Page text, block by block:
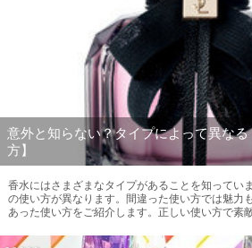
意外と知らない？タイプによって異な
方】
香水にはさまざまなタイプがあることを知ってい
の使い方が異なります。間違った使い方では魅力
あった使い方をご紹介します。正しい使い方で素